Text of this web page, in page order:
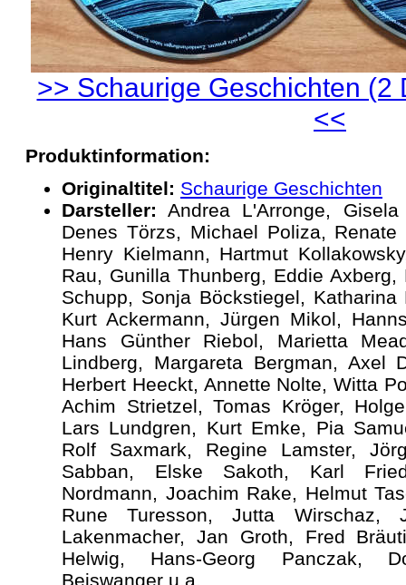
>> Schaurige Geschichten (2
<<
Produktinformation:
Originaltitel: Schaurige Geschichten
Darsteller: Andrea L'Arronge,
Denes Törzs, Michael Poliza,
Henry Kielmann, Hartmut
Rau, Gunilla Thunberg, Eddie
Schupp, Sonja Böckstiegel,
Kurt Ackermann, Jürgen Mikol,
Hans Günther Riebol, Marietta
Lindberg, Margareta Bergman, Axel
Herbert Heeckt, Annette Nolte, Witta
Achim Strietzel, Tomas Kröger,
Lars Lundgren, Kurt Emke, Pia
Rolf Saxmark, Regine Lamster,
Sabban, Elske Sakoth, Karl
Nordmann, Joachim Rake, Helmut
Rune Turesson, Jutta Wirschaz,
Lakenmacher, Jan Groth, Fred
Helwig, Hans-Georg Panczak,
Beiswanger u.a.